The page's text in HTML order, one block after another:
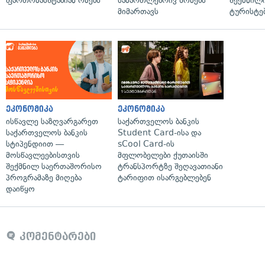
მიმართავს
ეკონომიკა
ისწავლე საზღვარგარეთ
საქართველოს ბანკის
სტიპენდიით —
მოსწავლეებისთვის
შექმნილ საერთაშორისო
პროგრამაზე მიღება
დაიწყო
ეკონომიკა
საქართველოს ბანკის
Student Card-ისა და
sCool Card-ის
მფლობელები ქუთაისში
ტრანსპორტზე შეღავათიანი
ტარიფით ისარგებლებენ
კომენტარები